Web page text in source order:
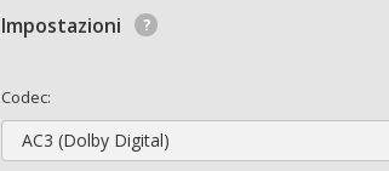
Impostazioni
Codec:
AC3 (Dolby Digital)